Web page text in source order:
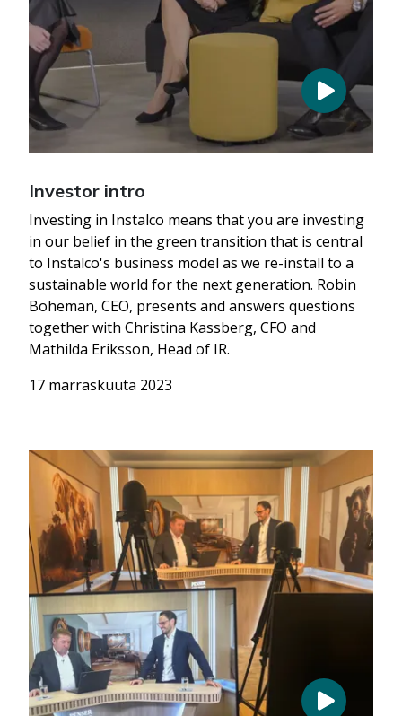
Investor intro
Investing in Instalco means that you are investing
in our belief in the green transition that is central
to Instalco's business model as we re-install to a
sustainable world for the next generation. Robin
Boheman, CEO, presents and answers questions
together with Christina Kassberg, CFO and
Mathilda Eriksson, Head of IR.
17 marraskuuta 2023